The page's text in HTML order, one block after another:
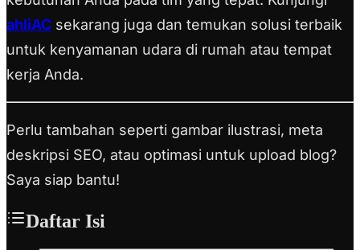
ahliAC sekarang juga dan temukan solusi terbaik
untuk kenyamanan udara di rumah atau tempat
kerja Anda.
Perlu tambahan seperti gambar ilustrasi, meta
deskripsi SEO, atau optimasi untuk upload blog?
Saya siap bantu!
Daftar Isi